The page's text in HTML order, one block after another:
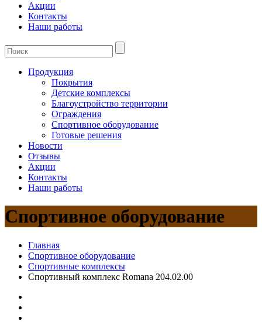
Акции
Контакты
Наши работы
Продукция
Покрытия
Детские комплексы
Благоустройство территории
Ограждения
Спортивное оборудование
Готовые решения
Новости
Отзывы
Акции
Контакты
Наши работы
Спортивное оборудование
Главная
Спортивное оборудование
Спортивные комплексы
Спортивный комплекс Romana 204.02.00